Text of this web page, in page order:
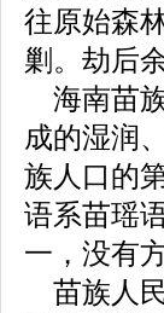
往原始森
剿。劫后
海南苗
成的湿润
族人口的
语系苗瑶
一，没有
苗族人